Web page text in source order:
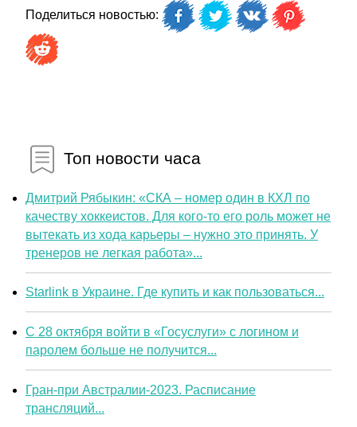
Поделиться новостью:
Топ новости часа
Дмитрий Рябыкин: «СКА – номер один в КХЛ по
качеству хоккеистов. Для кого-то его роль может не
вытекать из хода карьеры – нужно это принять. У
тренеров не легкая работа»...
Starlink в Украине. Где купить и как пользоваться...
С 28 октября войти в «Госуслуги» с логином и
паролем больше не получится...
Гран-при Австралии-2023. Расписание
трансляций...